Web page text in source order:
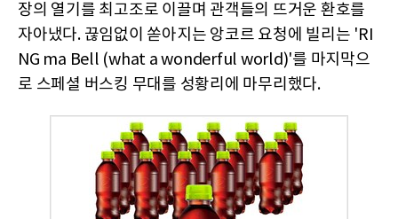
장의 열기를 최고조로 이끌며 관객들의 뜨거운 환호를
자아냈다. 끊임없이 쏟아지는 앙코르 요청에 빌리는 'RI
NG ma Bell (what a wonderful world)'를 마지막으
로 스페셜 버스킹 무대를 성황리에 마무리했다.